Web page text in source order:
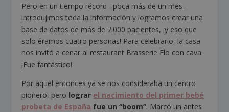
Pero en un tiempo récord –poca más de un mes–
introdujimos toda la información y logramos crear una
base de datos de más de 7.000 pacientes, ¡y eso que
solo éramos cuatro personas! Para celebrarlo, la casa
nos invitó a cenar al restaurant Brasserie Flo con cava.
¡Fue fantástico!
Por aquel entonces ya se nos consideraba un centro
pionero, pero lograr el nacimiento del primer bebé
probeta de España fue un “boom”. Marcó un antes